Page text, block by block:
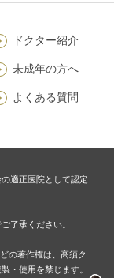
ドクター紹介
未成年の方へ
よくある質問
適正医院として認定
了承ください。
の著作権は、高須ク
・使用を禁じます。